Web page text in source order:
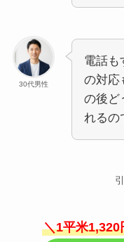
30代男性
電話も
の対応
の後ど
れるの
＼1平米1,320